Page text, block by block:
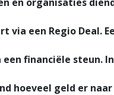
een Regio Deal.
financiële steun. In
hoeveel geld er naar